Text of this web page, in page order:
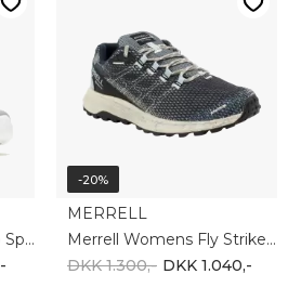
Merrell Women's Moab Speed 2 GTX J037840
-20%
MERRELL
Merrell Womens Fly Strike J067440
DKK 1.300,- DKK 1.040,-